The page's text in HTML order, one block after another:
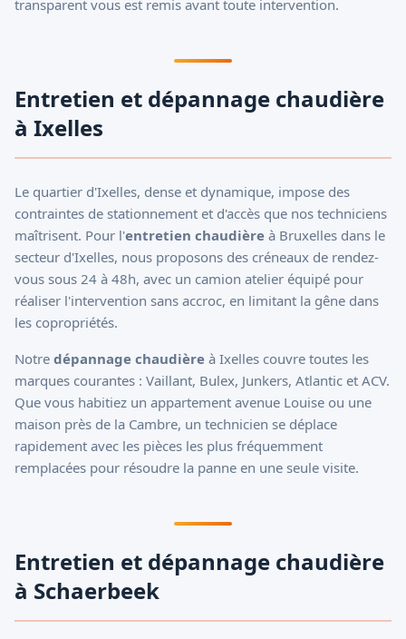
transparent vous est remis avant toute intervention.
Entretien et dépannage chaudière
à Ixelles
Le quartier d'Ixelles, dense et dynamique, impose des
contraintes de stationnement et d'accès que nos techniciens
maîtrisent. Pour l'entretien chaudière à Bruxelles dans le
secteur d'Ixelles, nous proposons des créneaux de rendez-
vous sous 24 à 48h, avec un camion atelier équipé pour
réaliser l'intervention sans accroc, en limitant la gêne dans
les copropriétés.
Notre dépannage chaudière à Ixelles couvre toutes les
marques courantes : Vaillant, Bulex, Junkers, Atlantic et ACV.
Que vous habitiez un appartement avenue Louise ou une
maison près de la Cambre, un technicien se déplace
rapidement avec les pièces les plus fréquemment
remplacées pour résoudre la panne en une seule visite.
Entretien et dépannage chaudière
à Schaerbeek